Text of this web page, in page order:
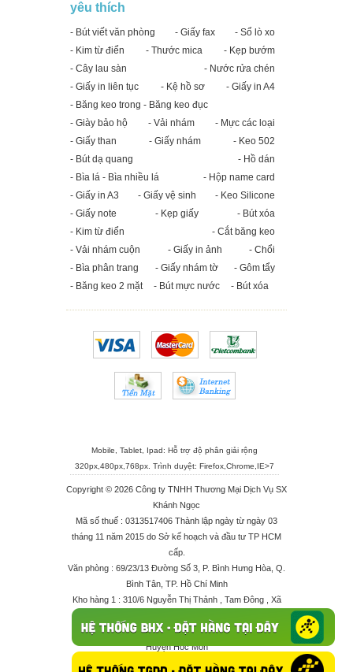
yêu thích
- Bút viết văn phòng - Giấy fax
- Sổ lò xo
- Kim từ điển
- Thước mica
- Kẹp bướm
- Cây lau sàn
- Nước rửa chén
- Giấy in liên tục
- Kệ hồ sơ
- Giấy in A4
- Băng keo trong - Băng keo đục
- Giày bảo hộ
- Vải nhám
- Mực các loại
- Giấy than
- Giấy nhám
- Keo 502
- Bút dạ quang
- Hồ dán
- Bìa lá - Bìa nhiều lá
- Hộp name card
- Giấy in A3
- Giấy vệ sinh
- Keo Silicone
- Giấy note
- Kẹp giấy
- Bút xóa
- Kim từ điển
- Cắt băng keo
- Vải nhám cuộn
- Giấy in ảnh
- Chổi
- Bìa phân trang
- Giấy nhám tờ
- Gôm tẩy
- Băng keo 2 mặt
- Bút mực nước - Bút xóa
Mobile, Tablet, Ipad: Hỗ trợ độ phân giải rộng
320px,480px,768px. Trình duyệt: Firefox,Chrome,IE>7
Copyright © 2026 Công ty TNHH Thương Mại Dịch Vụ SX
Khánh Ngọc
Mã số thuế : 0313517406 Thành lập ngày từ ngày 03
tháng 11 năm 2015 do Sở kế hoạch và đầu tư TP HCM
cấp.
Văn phòng : 69/23/13 Đường Số 3, P. Bình Hưng Hòa, Q.
Bình Tân, TP. Hồ Chí Minh
Kho hàng 1 : 310/6 Nguyễn Thị Thảnh , Tam Đông , Xã
Kho hàng 2 : 68/2X Ấp Đông 1 , Xã Thới Tam Thôn ,
Huyện Hóc Môn
Điện thoại : 028 625 66506 - 0909 682 189 - 082 7158